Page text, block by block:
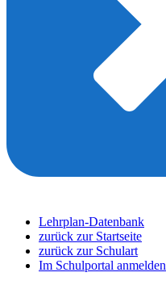
Lehrplan-Datenbank
zurück zur Startseite
zurück zur Schulart
Im Schulportal anmelden